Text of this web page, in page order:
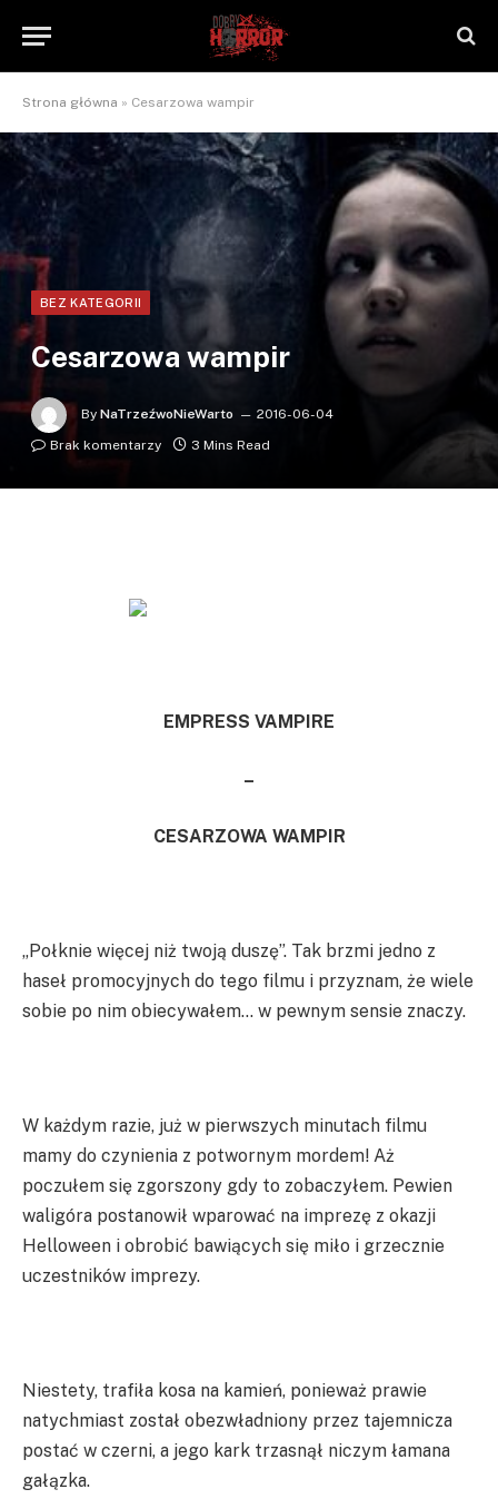
Strona główna » Cesarzowa wampir
BEZ KATEGORII
Cesarzowa wampir
By NaTrzeźwoNieWarto
2016-06-04
Brak komentarzy
3 Mins Read
EMPRESS VAMPIRE
–
CESARZOWA WAMPIR
„Połknie więcej niż twoją duszę”. Tak brzmi jedno z
haseł promocyjnych do tego filmu i przyznam, że wiele
sobie po nim obiecywałem… w pewnym sensie znaczy.
W każdym razie, już w pierwszych minutach filmu
mamy do czynienia z potwornym mordem! Aż
poczułem się zgorszony gdy to zobaczyłem. Pewien
waligóra postanowił wparować na imprezę z okazji
Helloween i obrobić bawiących się miło i grzecznie
uczestników imprezy.
Niestety, trafiła kosa na kamień, ponieważ prawie
natychmiast został obezwładniony przez tajemnicza
postać w czerni, a jego kark trzasnął niczym łamana
gałązka.